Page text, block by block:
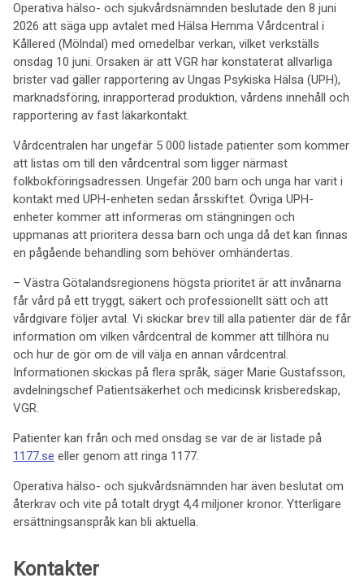
Operativa hälso- och sjukvårdsnämnden beslutade den 8 juni
2026 att säga upp avtalet med Hälsa Hemma Vårdcentral i
Kållered (Mölndal) med omedelbar verkan, vilket verkställs
onsdag 10 juni. Orsaken är att VGR har konstaterat allvarliga
brister vad gäller rapportering av Ungas Psykiska Hälsa (UPH),
marknadsföring, inrapporterad produktion, vårdens innehåll och
rapportering av fast läkarkontakt.
Vårdcentralen har ungefär 5 000 listade patienter som kommer
att listas om till den vårdcentral som ligger närmast
folkbokföringsadressen. Ungefär 200 barn och unga har varit i
kontakt med UPH-enheten sedan årsskiftet. Övriga UPH-
enheter kommer att informeras om stängningen och
uppmanas att prioritera dessa barn och unga då det kan finnas
en pågående behandling som behöver omhändertas.
– Västra Götalandsregionens högsta prioritet är att invånarna
får vård på ett tryggt, säkert och professionellt sätt och att
vårdgivare följer avtal. Vi skickar brev till alla patienter där de får
information om vilken vårdcentral de kommer att tillhöra nu
och hur de gör om de vill välja en annan vårdcentral.
Informationen skickas på flera språk, säger Marie Gustafsson,
avdelningschef Patientsäkerhet och medicinsk krisberedskap,
VGR.
Patienter kan från och med onsdag se var de är listade på
1177.se eller genom att ringa 1177.
Operativa hälso- och sjukvårdsnämnden har även beslutat om
återkrav och vite på totalt drygt 4,4 miljoner kronor. Ytterligare
ersättningsanspråk kan bli aktuella.
Kontakter